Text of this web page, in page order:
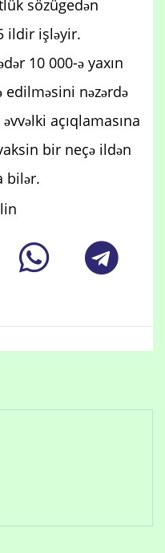
sözügedən
ildir işləyir.
10 000-ə yaxın
nəzərdə
açıqlamasına
bir neçə ildən
bilər.